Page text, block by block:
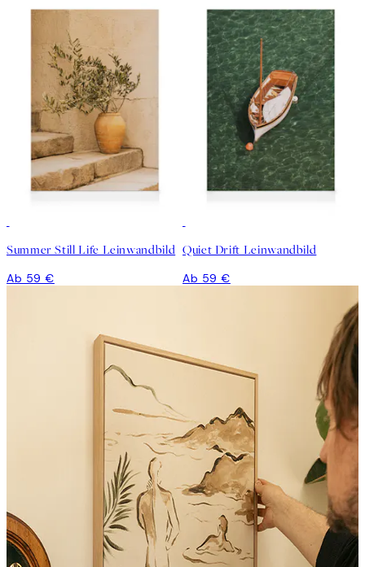
Summer Still Life Leinwandbild
Ab 59 €
Quiet Drift Leinwandbild
Ab 59 €